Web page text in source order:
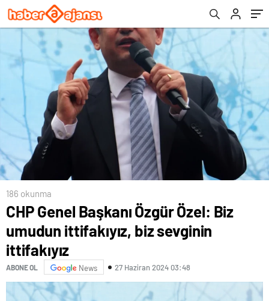
186 okunma
CHP Genel Başkanı Özgür Özel: Biz
umudun ittifakıyız, biz sevginin
ittifakıyız
ABONE OL News 27 Haziran 2024 03:48